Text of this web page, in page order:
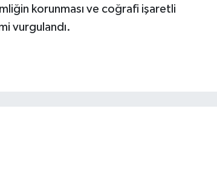
korunması ve coğrafi işaretli
vurgulandı.